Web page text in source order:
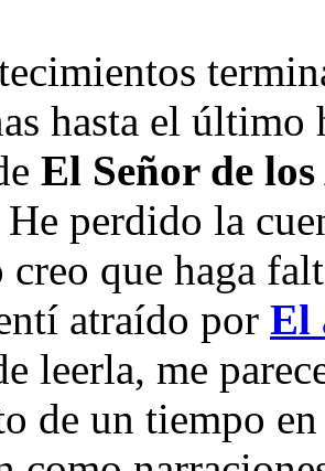
hasta el último
El Señor de
perdido la
creo que haga
atraído por El
leerla, me
de un tiempo